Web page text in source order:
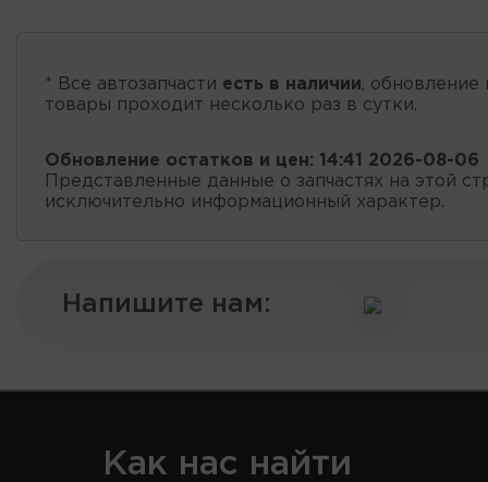
* Все автозапчасти есть в наличии, обновление
товары проходит несколько раз в сутки.
Обновление остатков и цен: 14:41 2026-08-06
Представленные данные о запчастях на этой
исключительно информационный характер.
Напишите нам:
Как нас найти